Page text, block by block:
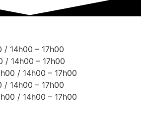
/ 14h00 – 17h00
/ 14h00 – 17h00
/ 14h00 – 17h00
/ 14h00 – 17h00
/ 14h00 – 17h00